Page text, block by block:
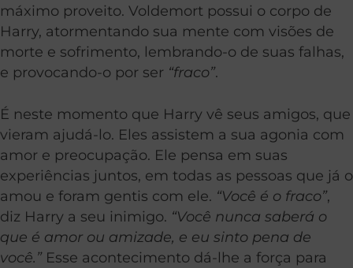
máximo proveito. Voldemort possui o corpo de
Harry, atormentando sua mente com visões de
morte e sofrimento, lembrando-o de suas falhas,
e provocando-o por ser “fraco”.
É neste momento que Harry vê seus amigos, que
vieram ajudá-lo. Eles assistem a sua agonia com
amor e preocupação. Ele pensa em suas
experiências juntos, em todas as pessoas que já o
amou e foram gentis com ele. “Você é o fraco”,
diz Harry a seu inimigo. “Você nunca saberá o
que é amor ou amizade, e eu sinto pena de
você.”Esse acontecimento dá-lhe a força para